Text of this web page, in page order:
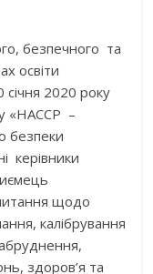
безпечного та
освіти
2020 року
«НАССР –
безпеки
керівники
щодо
калібрування
здоров’я та